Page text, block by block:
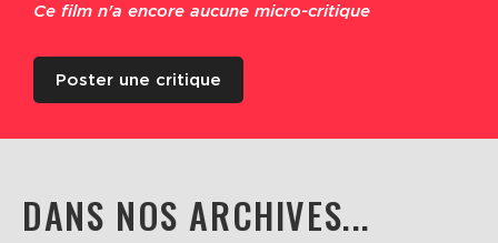
Ce film n'a encore aucune micro-critique
Poster une critique
DANS NOS ARCHIVES...